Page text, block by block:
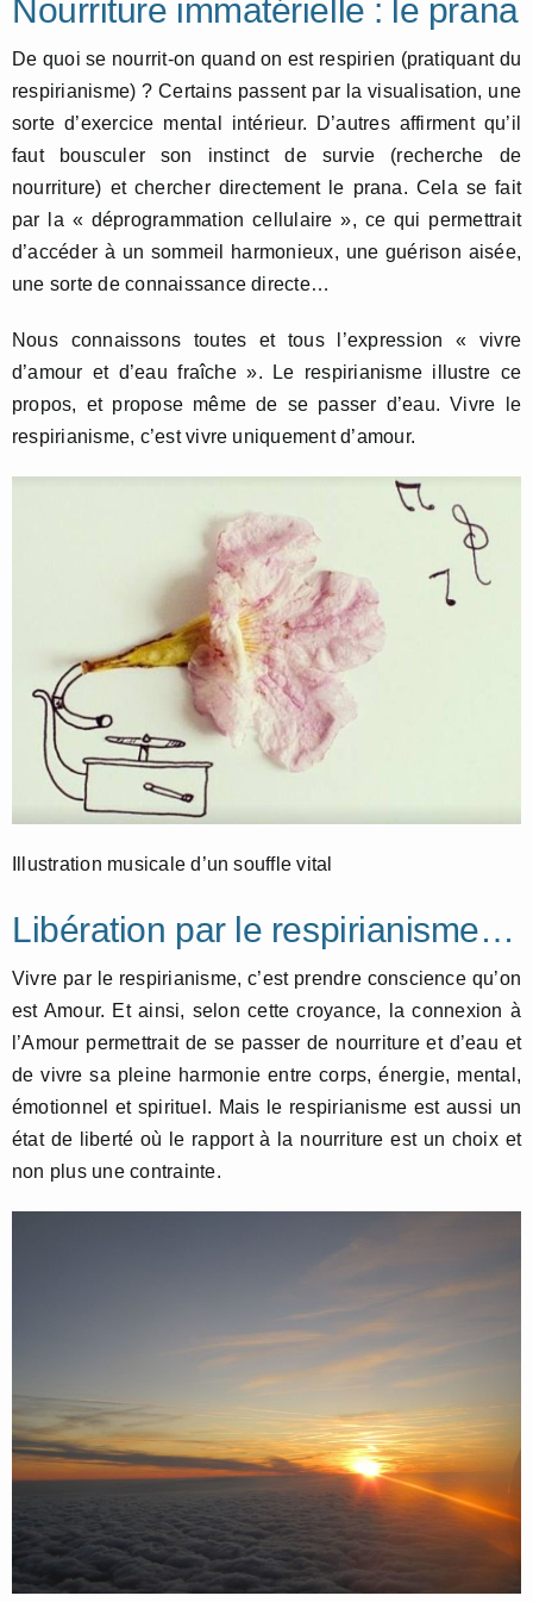
Nourriture immatérielle : le prana
De quoi se nourrit-on quand on est respirien (pratiquant du
respirianisme) ? Certains passent par la visualisation, une
sorte d’exercice mental intérieur. D’autres affirment qu’il
faut bousculer son instinct de survie (recherche de
nourriture) et chercher directement le prana. Cela se fait
par la « déprogrammation cellulaire », ce qui permettrait
d’accéder à un sommeil harmonieux, une guérison aisée,
une sorte de connaissance directe…
Nous connaissons toutes et tous l’expression « vivre
d’amour et d’eau fraîche ». Le respirianisme illustre ce
propos, et propose même de se passer d’eau. Vivre le
respirianisme, c’est vivre uniquement d’amour.
Illustration musicale d’un souffle vital
Libération par le respirianisme…
Vivre par le respirianisme, c’est prendre conscience qu’on
est Amour. Et ainsi, selon cette croyance, la connexion à
l’Amour permettrait de se passer de nourriture et d’eau et
de vivre sa pleine harmonie entre corps, énergie, mental,
émotionnel et spirituel. Mais le respirianisme est aussi un
état de liberté où le rapport à la nourriture est un choix et
non plus une contrainte.